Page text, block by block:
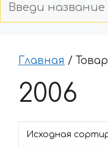
Главная /
2006